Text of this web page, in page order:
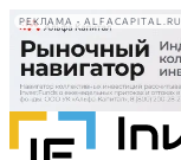
РЕКЛАМА • ALFACAPITAL.RU